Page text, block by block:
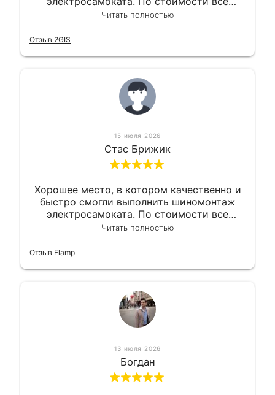
вышло вообще приемлемо хочу сказать.
Читать полностью
Отзыв 2GIS
15 июля 2026
Стас Брижик
Хорошее место, в котором качественно и
быстро смогли выполнить шиномонтаж
электросамоката. По стоимости все
вышло вообще приемлемо хочу сказать.
Читать полностью
Отзыв Flamp
13 июля 2026
Богдан